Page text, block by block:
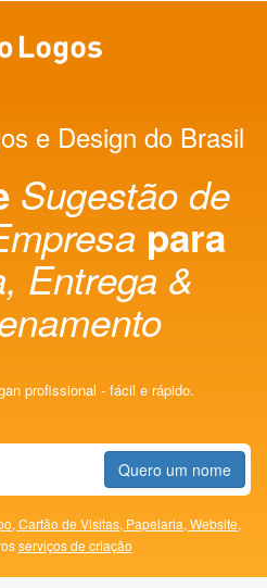
e Design do Brasil
Sugestão de
para
Entrega &
profissional - fácil e rápido.
Quero um nome
Cartão de Visitas, Papelaria, Website,
serviços de criação